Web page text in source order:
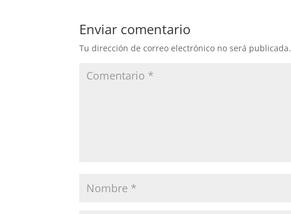
Enviar comentario
Tu dirección de correo electrónico no será publicada.